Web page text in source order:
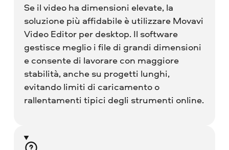
Se il video ha dimensioni elevate, la
soluzione più affidabile è utilizzare Movavi
Video Editor per desktop. Il software
gestisce meglio i file di grandi dimensioni
e consente di lavorare con maggiore
stabilità, anche su progetti lunghi,
evitando limiti di caricamento o
rallentamenti tipici degli strumenti online.